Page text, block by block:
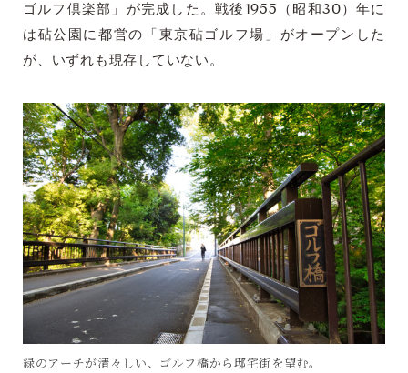
ゴルフ倶楽部」が完成した。戦後1955（昭和30）年に
は砧公園に都営の「東京砧ゴルフ場」がオープンした
が、いずれも現存していない。
緑のアーチが清々しい、ゴルフ橋から邸宅街を望む。